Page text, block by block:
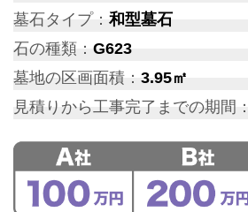
墓石タイプ：和型墓石
石の種類： G623
墓地の区画面積： 3.95㎡
見積りから工事完了までの期間：